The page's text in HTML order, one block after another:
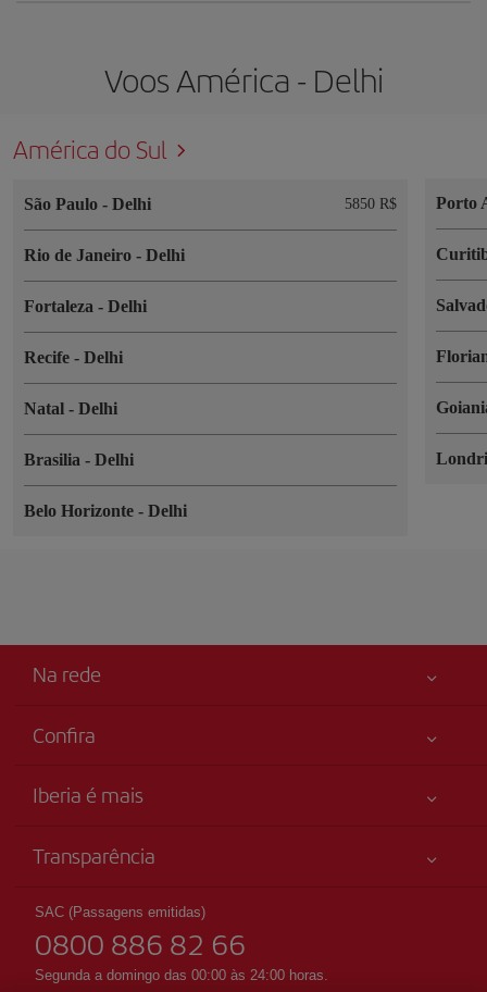
Voos América - Delhi
América do Sul
São Paulo - Delhi 5850 R$
Rio de Janeiro - Delhi
Fortaleza - Delhi
Recife - Delhi
Natal - Delhi
Brasilia - Delhi
Belo Horizonte - Delhi
Porto
Na rede
Confira
Acessibilidade
Sustentabilidade
Iberia é mais
Grupo Iberia
Acionistas e investidores
Nossas alianças
British Airways
Transparência
SAC (Passagens emitidas)
0800 886 82 66
Segunda a domingo das 00:00 às 24:00 horas.